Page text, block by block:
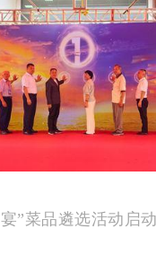
”菜品遴选活动启